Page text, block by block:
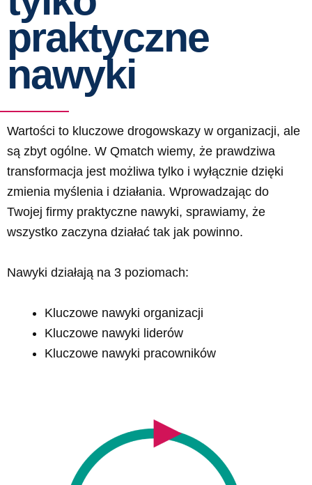
praktyczne
nawyki
Wartości to kluczowe drogowskazy w organizacji, ale
są zbyt ogólne. W Qmatch wiemy, że prawdziwa
transformacja jest możliwa tylko i wyłącznie dzięki
zmienia myślenia i działania. Wprowadzając do
Twojej firmy praktyczne nawyki, sprawiamy, że
wszystko zaczyna działać tak jak powinno.
Nawyki działają na 3 poziomach:
Kluczowe nawyki organizacji
Kluczowe nawyki liderów
Kluczowe nawyki pracowników